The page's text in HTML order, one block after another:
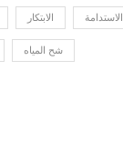
الابتكار الاستدامة
شح المياه